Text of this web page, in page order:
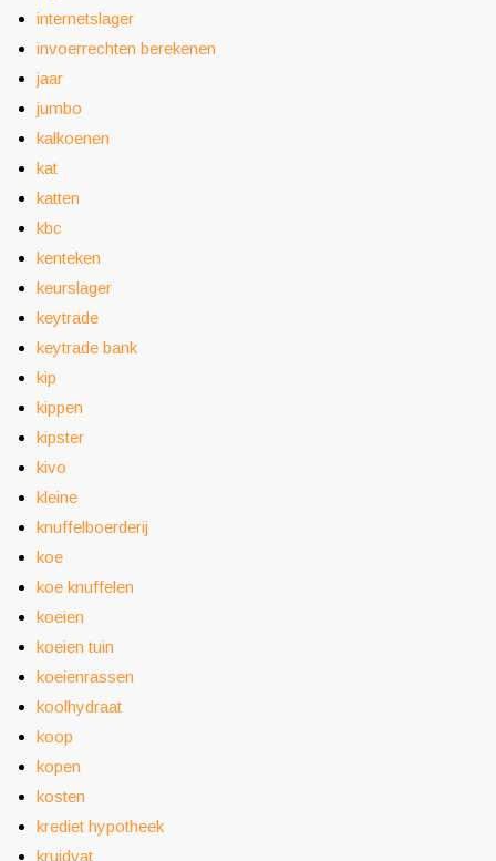
internetslager
invoerrechten berekenen
jaar
jumbo
kalkoenen
kat
katten
kbc
kenteken
keurslager
keytrade
keytrade bank
kip
kippen
kipster
kivo
kleine
knuffelboerderij
koe
koe knuffelen
koeien
koeien tuin
koeienrassen
koolhydraat
koop
kopen
kosten
krediet hypotheek
kruidvat